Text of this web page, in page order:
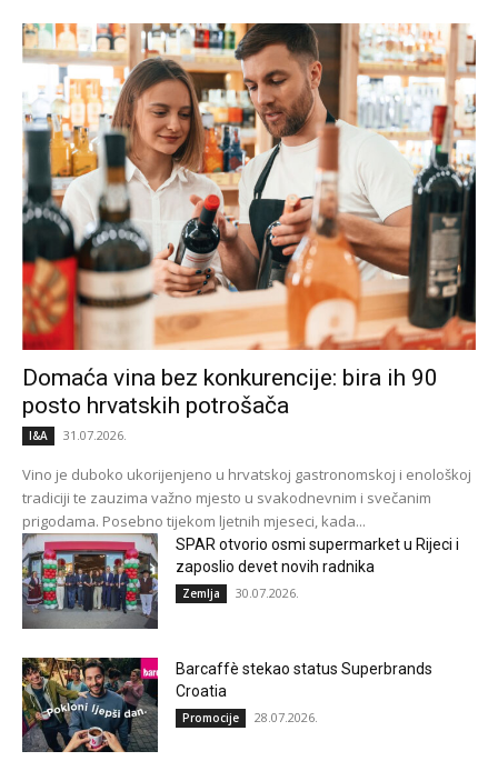
Domaća vina bez konkurencije: bira ih 90
posto hrvatskih potrošača
I&A 31.07.2026.
Vino je duboko ukorijenjeno u hrvatskoj gastronomskoj i enološkoj
tradiciji te zauzima važno mjesto u svakodnevnim i svečanim
prigodama. Posebno tijekom ljetnih mjeseci, kada...
SPAR otvorio osmi supermarket u Rijeci i
zaposlio devet novih radnika
Zemlja 30.07.2026.
Barcaffè stekao status Superbrands
Croatia
Promocije 28.07.2026.